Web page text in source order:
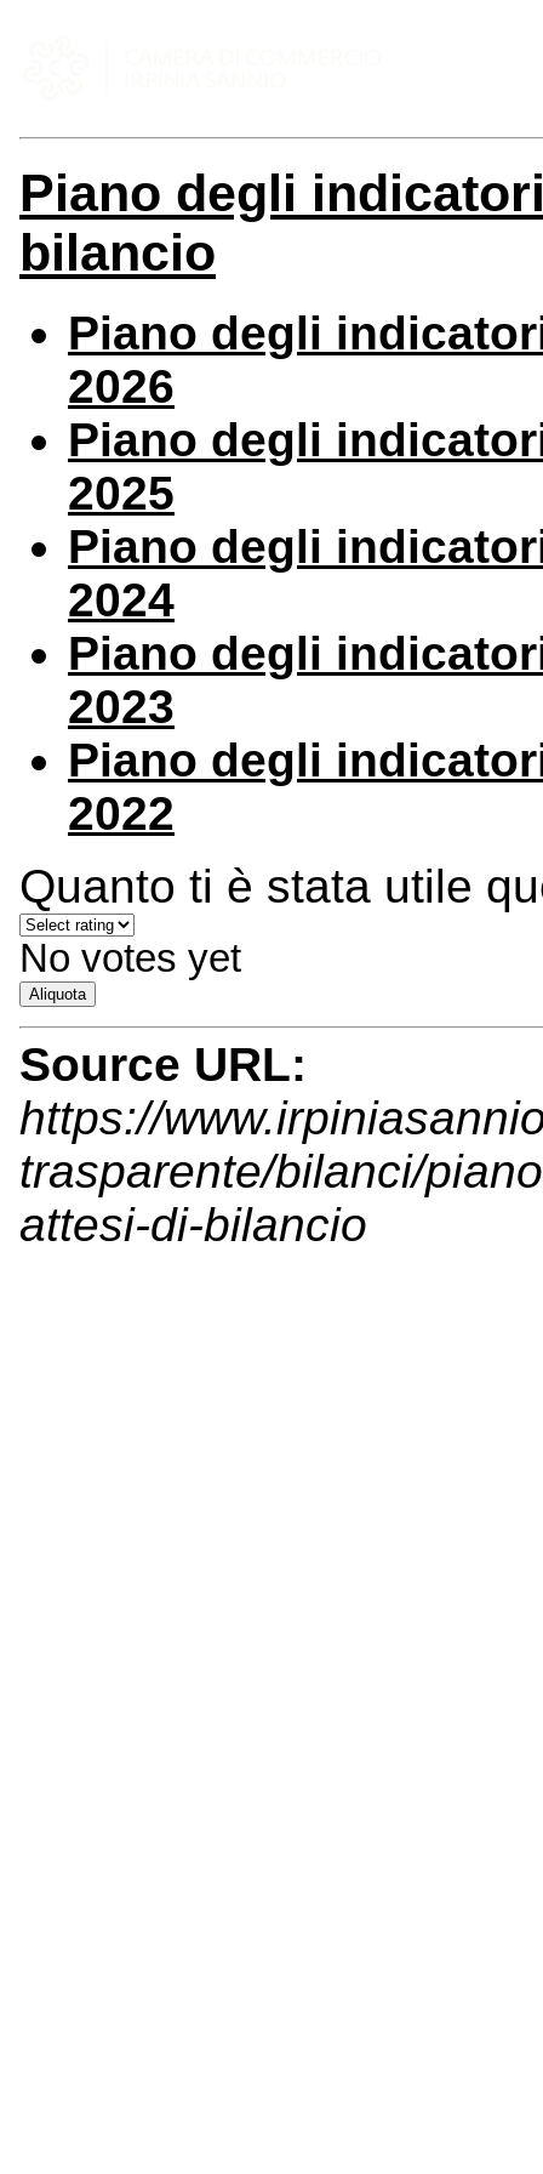
Piano degli
bilancio
Piano degli
2026
Piano degli
2025
Piano degli
2024
Piano degli
2023
Piano degli
2022
Quanto ti è stata utile
No votes yet
Aliquota
Source URL:
https://
trasparente/bilanci/
attesi-di-bilancio